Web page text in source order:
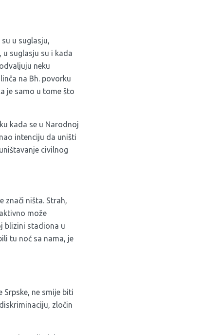
u suglasju,
suglasju su i kada
neku
na Bh. povorku
je samo u tome što
kada se u Narodnoj
intenciju da uništi
civilnog
znači ništa. Strah,
može
blizini stadiona u
tu noć sa nama, je
Srpske, ne smije biti
zločin